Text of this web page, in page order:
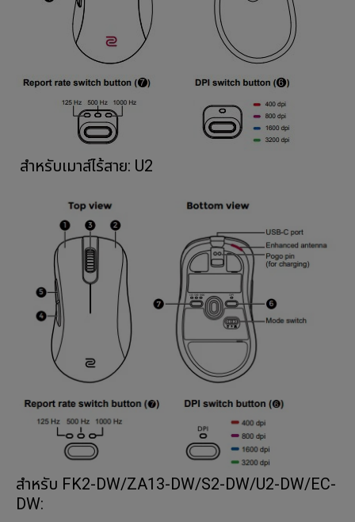
สำหรับเมาส์ไร้สาย: U2
สำหรับ FK2-DW/ZA13-DW/S2-DW/U2-DW/EC-
DW: